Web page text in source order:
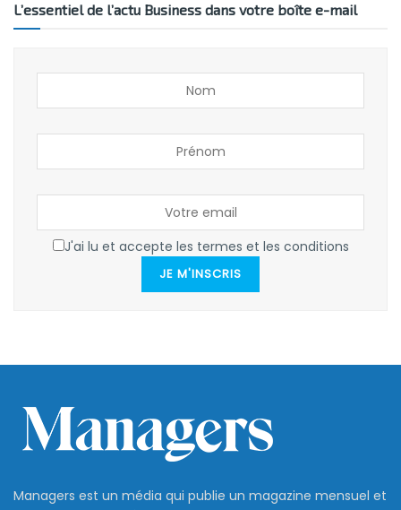
L’essentiel de l’actu Business dans votre boîte e-mail
J'ai lu et accepte les termes et les conditions
JE M'INSCRIS
Managers est un média qui publie un magazine mensuel et